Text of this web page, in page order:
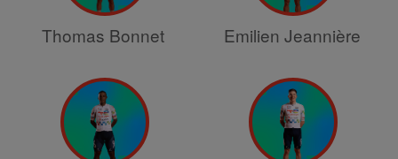
Thomas Bonnet Emilien Jeannière